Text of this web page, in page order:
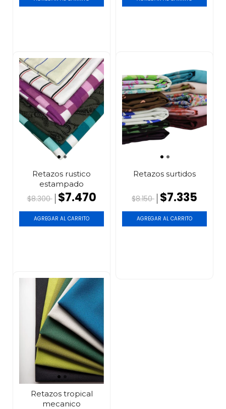
Retazos rustico
estampado
$8.300 $7.470
AGREGAR AL CARRITO
Retazos surtidos
$8.150 $7.335
AGREGAR AL CARRITO
Retazos tropical
mecanico